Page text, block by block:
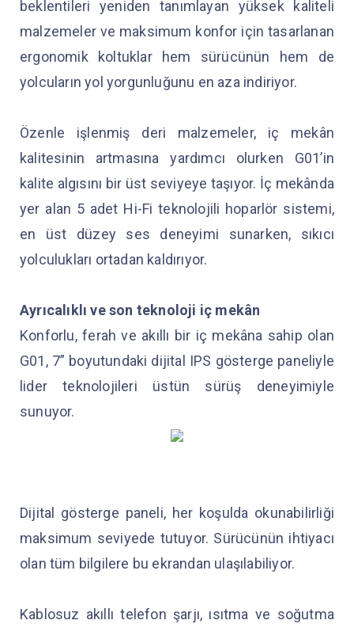
beklentileri yeniden tanımlayan yüksek kaliteli
malzemeler ve maksimum konfor için tasarlanan
ergonomik koltuklar hem sürücünün hem de
yolcuların yol yorgunluğunu en aza indiriyor.
Özenle işlenmiş deri malzemeler, iç mekân
kalitesinin artmasına yardımcı olurken G01’in
kalite algısını bir üst seviyeye taşıyor. İç mekânda
yer alan 5 adet Hi-Fi teknolojili hoparlör sistemi,
en üst düzey ses deneyimi sunarken, sıkıcı
yolculukları ortadan kaldırıyor.
Ayrıcalıklı ve son teknoloji iç mekân
Konforlu, ferah ve akıllı bir iç mekâna sahip olan
G01, 7” boyutundaki dijital IPS gösterge paneliyle
lider teknolojileri üstün sürüş deneyimiyle
sunuyor.
Dijital gösterge paneli, her koşulda okunabilirliği
maksimum seviyede tutuyor. Sürücünün ihtiyacı
olan tüm bilgilere bu ekrandan ulaşılabiliyor.
Kablosuz akıllı telefon şarjı, ısıtma ve soğutma